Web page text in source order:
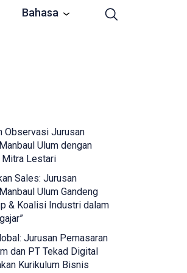
Bahasa
Observasi Jurusan
Ulum dengan
Mitra Lestari
Sales: Jurusan
Ulum Gandeng
& Koalisi Industri dalam
Jurusan Pemasaran
dan PT Tekad Digital
Kurikulum Bisnis